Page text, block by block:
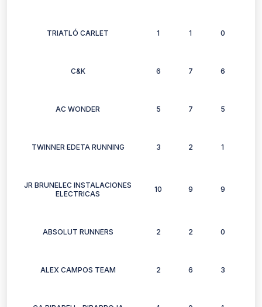
TRIATLÓ CARLET 1 1 0
C&K 6 7 6
AC WONDER 5 7 5
TWINNER EDETA RUNNING 3 2 1
JR BRUNELEC INSTALACIONES
ELECTRICAS
10 9 9
ABSOLUT RUNNERS 2 2 0
ALEX CAMPOS TEAM 2 6 3